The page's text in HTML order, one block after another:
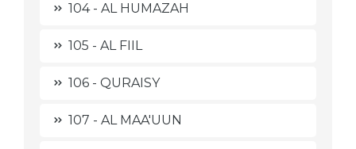
104 - AL HUMAZAH
105 - AL FIIL
106 - QURAISY
107 - AL MAA'UUN